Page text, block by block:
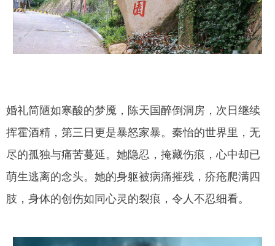
婚礼简陋如寒酸的梦魇，陈天国醉倒洞房，次日继续
挥霍酒精，第三日更是暴怒家暴。秦怡的世界里，无
尽的孤独与痛苦蔓延。她隐忍，掩藏伤痕，心中却已
萌生逃离的念头。她的身躯被病痛摧残，疥疮爬满四
肢，身体的创伤如同心灵的裂痕，令人不忍细看。